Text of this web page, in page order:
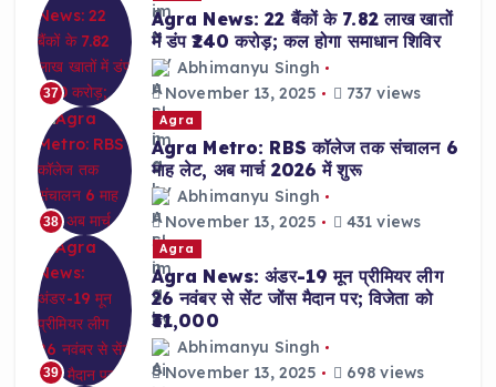
37
Agra News: 22 बैंकों के 7.82 लाख खातों
में डंप ₹240 करोड़; कल होगा समाधान शिविर
Abhimanyu Singh
November 13, 2025
737 views
38
Agra
Agra Metro: RBS कॉलेज तक संचालन 6
माह लेट, अब मार्च 2026 में शुरू
Abhimanyu Singh
November 13, 2025
431 views
39
Agra
Agra News: अंडर-19 मून प्रीमियर लीग
26 नवंबर से सेंट जोंस मैदान पर; विजेता को
₹31,000
Abhimanyu Singh
November 13, 2025
698 views